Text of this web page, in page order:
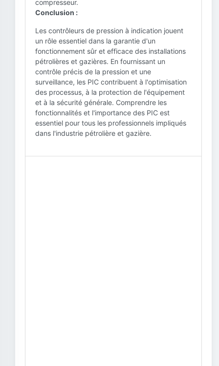
compresseur.
Conclusion :
Les contrôleurs de pression à indication jouent
un rôle essentiel dans la garantie d'un
fonctionnement sûr et efficace des installations
pétrolières et gazières. En fournissant un
contrôle précis de la pression et une
surveillance, les PIC contribuent à l'optimisation
des processus, à la protection de l'équipement
et à la sécurité générale. Comprendre les
fonctionnalités et l'importance des PIC est
essentiel pour tous les professionnels impliqués
dans l'industrie pétrolière et gazière.